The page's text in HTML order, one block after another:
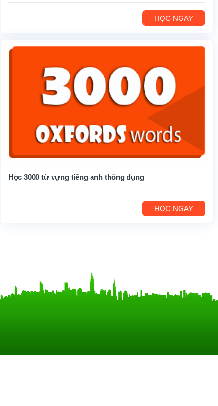
HỌC NGAY
Học 3000 từ vựng tiếng anh thông dụng
HỌC NGAY